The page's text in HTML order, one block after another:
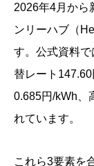
2026年4月から
ンリーハブ（
す。公式資料
替レート
0.685円/kWh、
れています。
これら3要素を